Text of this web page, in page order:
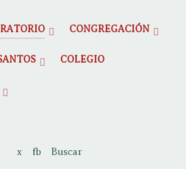
CONGREGACIÓN
COLEGIO
x fb Buscar